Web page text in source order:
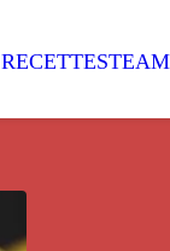
RECETTES